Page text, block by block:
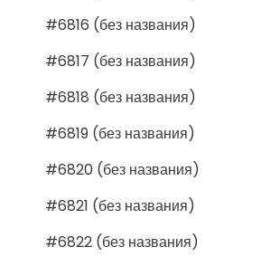
#6816 (без названия)
#6817 (без названия)
#6818 (без названия)
#6819 (без названия)
#6820 (без названия)
#6821 (без названия)
#6822 (без названия)